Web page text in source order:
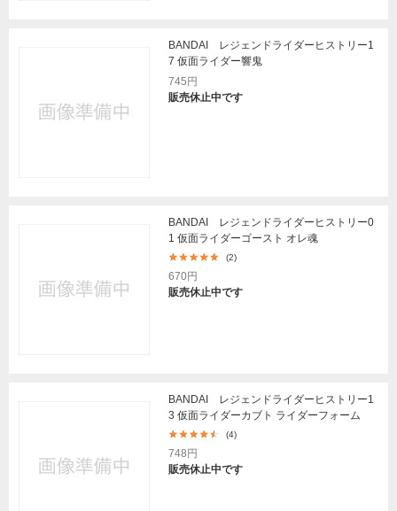
BANDAI レジェンドライダーヒストリー1
7 仮面ライダー響鬼
745円
販売休止中です
BANDAI レジェンドライダーヒストリー0
1 仮面ライダーゴースト オレ魂
(2)
670円
販売休止中です
BANDAI レジェンドライダーヒストリー1
3 仮面ライダーカブト ライダーフォーム
(4)
748円
販売休止中です